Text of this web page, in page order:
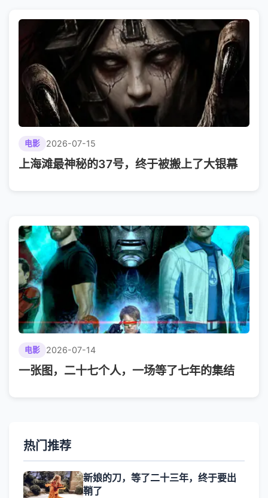
电影 2026-07-15
上海滩最神秘的37号，终于被搬上了大银幕
电影 2026-07-14
一张图，二十七个人，一场等了七年的集结
热门推荐
新娘的刀，等了二十三年，终于要出
鞘了